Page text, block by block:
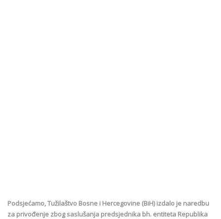
Podsjećamo, Tužilaštvo Bosne i Hercegovine (BiH) izdalo je naredbu
za privođenje zbog saslušanja predsjednika bh. entiteta Republika